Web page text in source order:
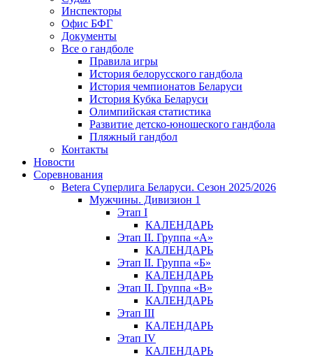
Инспекторы
Офис БФГ
Документы
Все о гандболе
Правила игры
История белорусского гандбола
История чемпионатов Беларуси
История Кубка Беларуси
Олимпийская статистика
Развитие детско-юношеского гандбола
Пляжный гандбол
Контакты
Новости
Соревнования
Betera Суперлига Беларуси. Сезон 2025/2026
Мужчины. Дивизион 1
Этап I
КАЛЕНДАРЬ
Этап II. Группа «А»
КАЛЕНДАРЬ
Этап II. Группа «Б»
КАЛЕНДАРЬ
Этап II. Группа «В»
КАЛЕНДАРЬ
Этап III
КАЛЕНДАРЬ
Этап IV
КАЛЕНДАРЬ